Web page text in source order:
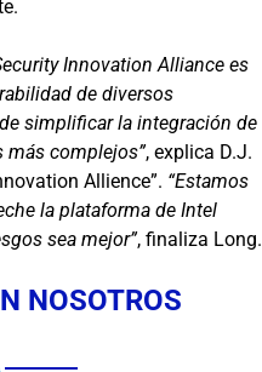
Innovation Alliance es
de diversos
simplificar la integración de
más complejos”, explica D.J.
Allience”. “Estamos
la plataforma de Intel
sea mejor”, finaliza Long.
NOSOTROS